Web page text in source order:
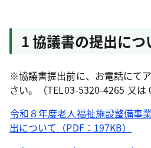
1 協議書の提出につ
※協議書提出前に、お電話にて
さい。（TEL03-5320-4265 又は
令和８年度老人福祉施設整備事
出について（PDF：197KB）